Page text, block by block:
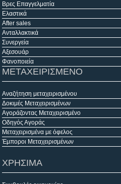
Βρες Επαγγελματία
Ελαστικά
After sales
Ανταλλακτικά
Συνεργεία
Αξεσουάρ
Φανοποιεία
ΜΕΤΑΧΕΙΡΙΣΜΕΝΟ
Αναζήτηση μεταχειρισμένου
Δοκιμές Μεταχειρισμένων
Αγοράζοντας Μεταχειρισμένο
Οδηγός Αγοράς
Μεταχειρισμένα με όφελος
Έμποροι Μεταχειρισμένων
ΧΡΗΣΙΜΑ